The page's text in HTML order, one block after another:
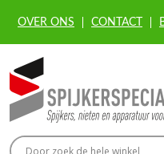
OVER ONS CONTACT